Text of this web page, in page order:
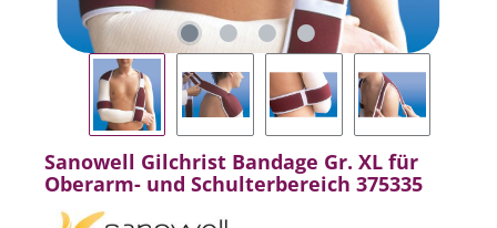
Sanowell Gilchrist Bandage Gr. XL für
Oberarm- und Schulterbereich 375335